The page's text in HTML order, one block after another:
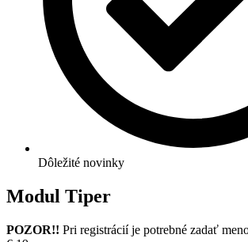
Dôležité novinky
Modul Tiper
POZOR!! Pri registrácií je potrebné zadať